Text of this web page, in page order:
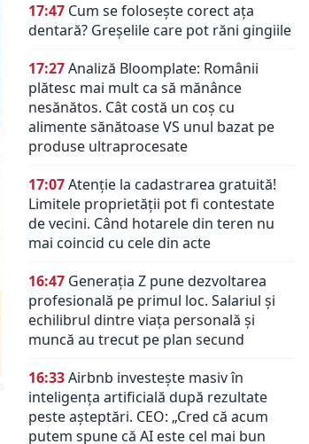
17:47 Cum se folosește corect ața
dentară? Greșelile care pot răni gingiile
17:27Analiză Bloomplate: Românii
plătesc mai mult ca să mănânce
nesănătos. Cât costă un coș cu
alimente sănătoase VS unul bazat pe
produse ultraprocesate
17:07Atenție la cadastrarea gratuită!
Limitele proprietății pot fi contestate
de vecini. Când hotarele din teren nu
mai coincid cu cele din acte
16:47 Generația Z pune dezvoltarea
profesională pe primul loc. Salariul și
echilibrul dintre viața personală și
muncă au trecut pe plan secund
16:33Airbnb investește masiv în
inteligența artificială după rezultate
peste așteptări. CEO: „Cred că acum
putem spune că AI este cel mai bun